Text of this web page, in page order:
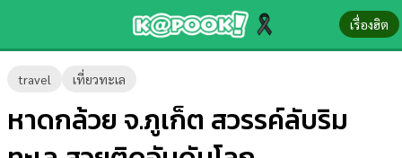
เรื่องฮิต
travel เที่ยวทะเล
หาดกล้วย จ.ภูเก็ต สวรรค์ลับริม
ข่าว-
ความ
รู้